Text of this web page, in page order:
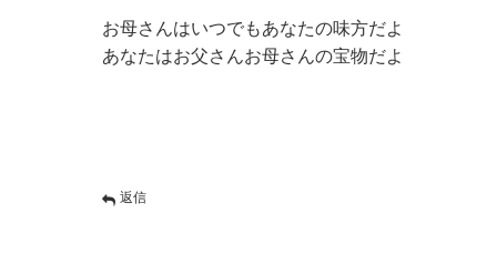
お母さんはいつでもあなたの味方だよ
あなたはお父さんお母さんの宝物だよ
返信